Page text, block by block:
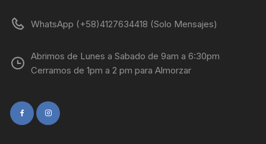
WhatsApp (+58)4127634418 (Solo Mensajes)
Abrimos de Lunes a Sabado de 9am a 6:30pm
Cerramos de 1pm a 2 pm para Almorzar